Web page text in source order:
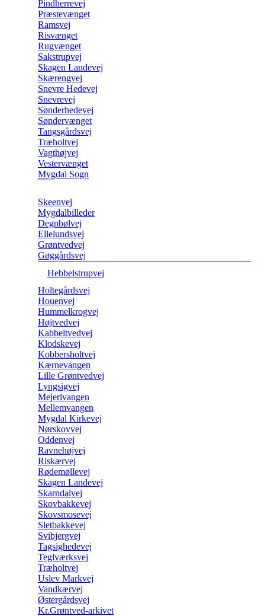
Pindherrevej
Præstevænget
Ramsvej
Risvænget
Rugvænget
Sakstrupvej
Skagen Landevej
Skærengvej
Snevre Hedevej
Snevrevej
Sønderhedevej
Søndervænget
Tangsgårdsvej
Træholtvej
Vagthøjvej
Vestervænget
Mygdal Sogn
Skeenvej
Mygdalbilleder
Degnbølvej
Ellelundsvej
Grøntvedvej
Gøggårdsvej
Hebbelstrupvej
Holtegårdsvej
Houenvej
Hummelkrogvej
Højtvedvej
Kabbeltvedvej
Klodskevej
Kobbersholtvej
Kærnevangen
Lille Grøntvedvej
Lyngsigvej
Mejerivangen
Mellemvangen
Mygdal Kirkevej
Nørskovvej
Oddenvej
Ravnehøjvej
Riskærvej
Rødemøllevej
Skagen Landevej
Skarndalvej
Skovbakkevej
Skovsmosevej
Sletbakkevej
Svibjergvej
Tagsighedevej
Teglværksvej
Træholtvej
Uslev Markvej
Vandkærvej
Østergårdsvej
Kr.Grøntved-arkivet